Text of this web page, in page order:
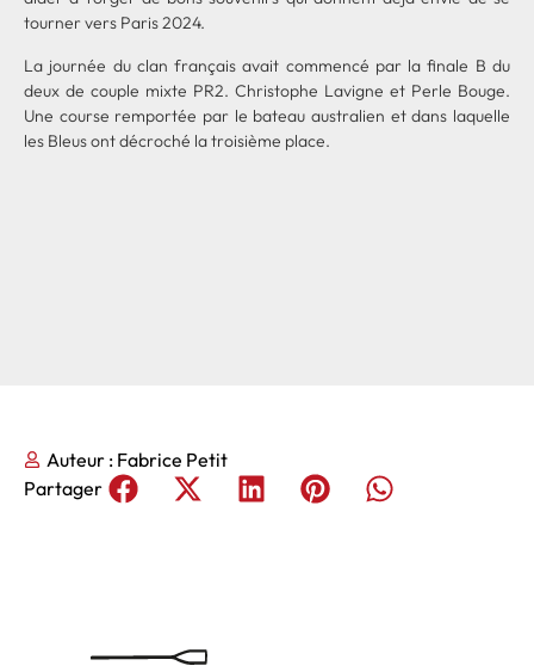
tourner vers Paris 2024.
La journée du clan français avait commencé par la finale B du
deux de couple mixte PR2. Christophe Lavigne et Perle Bouge.
Une course remportée par le bateau australien et dans laquelle
les Bleus ont décroché la troisième place.
Partager
Auteur : Fabrice Petit